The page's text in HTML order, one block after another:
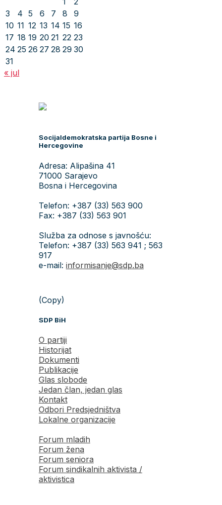
3
4 5 6 7 8
9
10 11 12 13 14 15 16
17 18 19 20 21 22 23
24 25 26 27 28 29 30
31
« jul
Socijaldemokratska partija Bosne i
Hercegovine
Adresa: Alipašina 41
71000 Sarajevo
Bosna i Hercegovina
Telefon: +387 (33) 563 900
Fax: +387 (33) 563 901
Služba za odnose s javnošću:
Telefon: +387 (33) 563 941 ; 563
917
e-mail: informisanje@sdp.ba
(Copy)
SDP BiH
O partiji
Historijat
Dokumenti
Publikacije
Glas slobode
Jedan član, jedan glas
Kontakt
Odbori Predsjedništva
Lokalne organizacije
Forum mladih
Forum žena
Forum seniora
Forum sindikalnih aktivista /
aktivistica